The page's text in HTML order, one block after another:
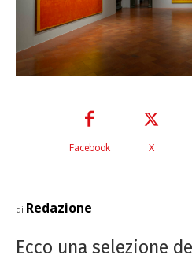
Facebook X
di Redazione
Ecco una selezione